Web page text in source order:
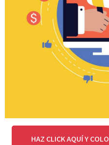
HAZ CLICK AQUÍ Y